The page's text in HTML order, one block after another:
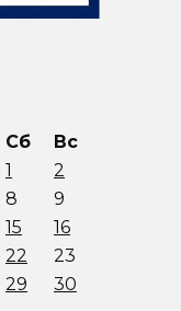
Сб
Вс
1
2
8
9
15
16
22
23
29 30